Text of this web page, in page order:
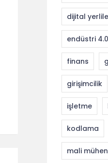
dijital
endüstri 4.0
finans
girişimcilik
işletme
kodlama
mali